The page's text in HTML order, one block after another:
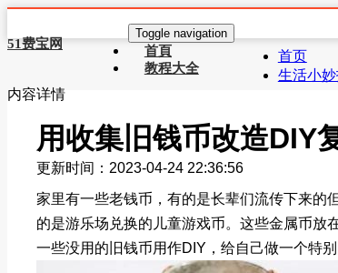
51费宝网
Toggle navigation
首頁
教程大全
首页
生活小妙
内容详情
用收集旧钱币改造DIY
更新时间：2023-04-24 22:36:56
家里有一些老钱币，有的是长辈们流传下来的
的是游乐场兑换的儿童游戏币。这些金属币放
一些没用的旧钱币用作DIY，给自己做一个特别